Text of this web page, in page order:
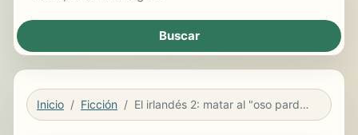
Inicio Ficción El irlandés 2: matar al "oso pardo"